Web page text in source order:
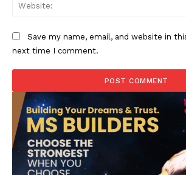
Save my name, email, and website in
next time I comment.